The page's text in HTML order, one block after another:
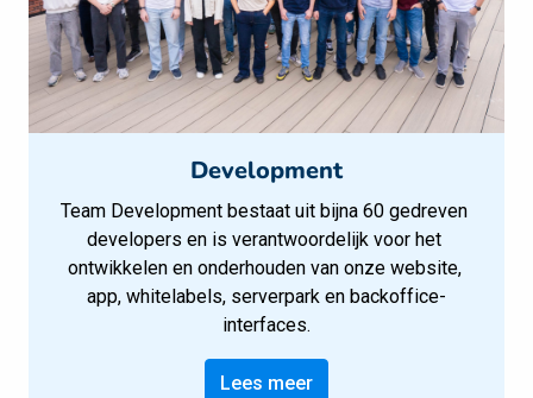
Development
Team Development bestaat uit bijna 60 gedreven
developers en is verantwoordelijk voor het
ontwikkelen en onderhouden van onze website,
app, whitelabels, serverpark en backoffice-
interfaces.
Lees meer